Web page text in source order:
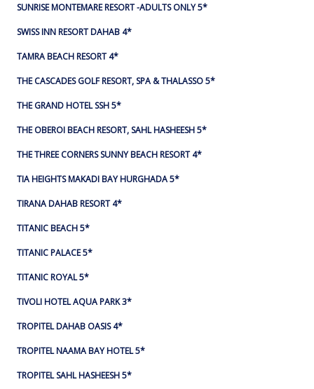
SUNRISE MONTEMARE RESORT -ADULTS ONLY 5*
SWISS INN RESORT DAHAB 4*
TAMRA BEACH RESORT 4*
THE CASCADES GOLF RESORT, SPA & THALASSO 5*
THE GRAND HOTEL SSH 5*
THE OBEROI BEACH RESORT, SAHL HASHEESH 5*
THE THREE CORNERS SUNNY BEACH RESORT 4*
TIA HEIGHTS MAKADI BAY HURGHADA 5*
TIRANA DAHAB RESORT 4*
TITANIC BEACH 5*
TITANIC PALACE 5*
TITANIC ROYAL 5*
TIVOLI HOTEL AQUA PARK 3*
TROPITEL DAHAB OASIS 4*
TROPITEL NAAMA BAY HOTEL 5*
TROPITEL SAHL HASHEESH 5*